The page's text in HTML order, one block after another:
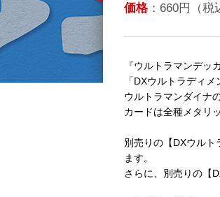
価格：660円（税
『ウルトラマンデッ
「DXウルトラディ
ウルトラマンダイナ
カードは全種メタリ
別売りの【DXウル
ます。
さらに、別売りの【